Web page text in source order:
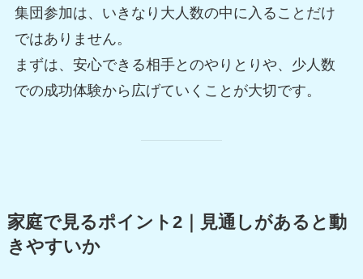
集団参加は、いきなり大人数の中に入ることだけ
ではありません。
まずは、安心できる相手とのやりとりや、少人数
での成功体験から広げていくことが大切です。
家庭で見るポイント2｜見通しがあると動
きやすいか